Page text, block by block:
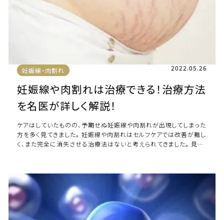
妊娠線・肉割れ 2022.05.26
妊娠線や肉割れは治療できる！治療方法
を名医が詳しく解説！
ケアはしていたものの、予期せぬ妊娠線や肉割れが出現してしまった
方を多く見てきました。 妊娠線や肉割れはセルフケアでは改善が難し
く、また完全に消失させる治療法はないと考えられてきました。 見た